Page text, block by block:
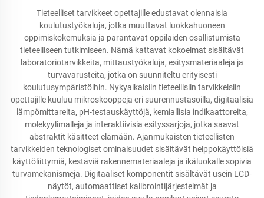
Tieteelliset tarvikkeet opettajille edustavat olennaisia
koulutustyökaluja, jotka muuttavat luokkahuoneen
oppimiskokemuksia ja parantavat oppilaiden osallistumista
tieteelliseen tutkimiseen. Nämä kattavat kokoelmat sisältävät
laboratoriotarvikkeita, mittaustyökaluja, esitysmateriaaleja ja
turvavarusteita, jotka on suunniteltu erityisesti
koulutusympäristöihin. Nykyaikaisiin tieteellisiin tarvikkeisiin
opettajille kuuluu mikroskooppeja eri suurennustasoilla, digitaalisia
lämpömittareita, pH-testauskäyttöjä, kemiallisia indikaattoreita,
molekyylimalleja ja interaktiivisia esityssarjoja, jotka saavat
abstraktit käsitteet elämään. Ajanmukaisten tieteellisten
tarvikkeiden teknologiset ominaisuudet sisältävät helppokäyttöisiä
käyttöliittymiä, kestäviä rakennemateriaaleja ja ikäluokalle sopivia
turvamekanismeja. Digitaaliset komponentit sisältävät usein LCD-
näytöt, automaattiset kalibrointijärjestelmät ja